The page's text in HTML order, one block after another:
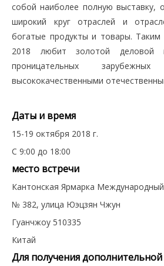
собой наиболее полную выставку,
широкий круг отраслей и
богатые продукты и товары.
2018 любит золотой деловой
проницательных
высококачественными
Даты и время
15-19 октября 2018 г.
С 9:00 до 18:00
место встречи
Кантонская Ярмарка
№ 382, ​​улица Юэцзян Чжун
Гуанчжоу 510335
Китай
Для получения